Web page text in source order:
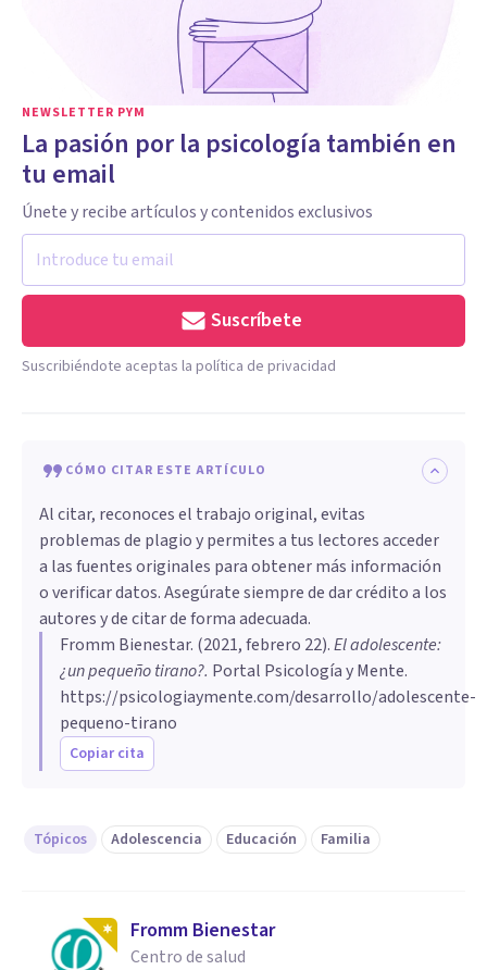
NEWSLETTER PYM
La pasión por la psicología también en
tu email
Únete y recibe artículos y contenidos exclusivos
Suscríbete
Suscribiéndote aceptas la política de privacidad
CÓMO CITAR ESTE ARTÍCULO
Al citar, reconoces el trabajo original, evitas
problemas de plagio y permites a tus lectores acceder
a las fuentes originales para obtener más información
o verificar datos. Asegúrate siempre de dar crédito a los
autores y de citar de forma adecuada.
Fromm Bienestar. (2021, febrero 22).El adolescente:
¿un pequeño tirano?. Portal Psicología y Mente.
https://psicologiaymente.com/desarrollo/adolescente-
pequeno-tirano
Copiar cita
Tópicos Adolescencia Educación Familia
Fromm Bienestar
Centro de salud